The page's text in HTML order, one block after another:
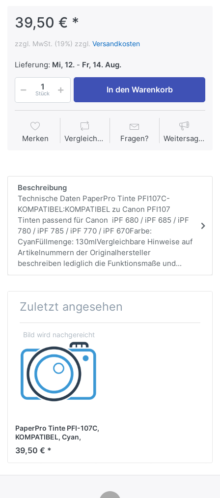
39,50 € *
zzgl. MwSt. (19%) zzgl. Versandkosten
Lieferung: Mi, 12. - Fr, 14. Aug.
Stück In den Warenkorb
Merken Vergleichen Fragen? Weitersagen
Beschreibung
Technische Daten PaperPro Tinte PFI107C-
KOMPATIBEL:KOMPATIBEL zu Canon PFI107
Tinten passend für Canon iPF 680 / iPF 685 / iPF
780 / iPF 785 / iPF 770 / iPF 670Farbe:
CyanFüllmenge: 130mlVergleichbare Hinweise auf
Artikelnummern der Originalhersteller
beschreiben lediglich die Funktionsmaße und...
Zuletzt angesehen
PaperPro Tinte PFI-107C,
KOMPATIBEL, Cyan,
130ml
39,50 € *